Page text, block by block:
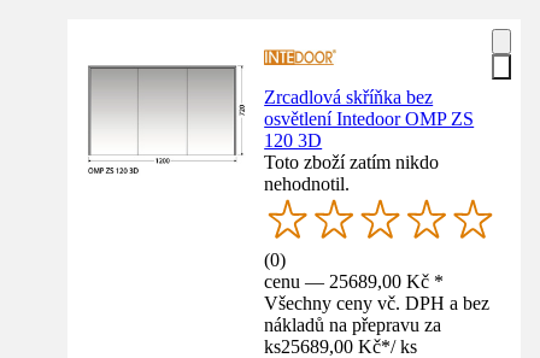
Zrcadlová skříňka bez
osvětlení Intedoor OMP ZS
120 3D
Toto zboží zatím nikdo
nehodnotil.
(0)
cenu — 25689,00 Kč *
Všechny ceny vč. DPH a bez
nákladů na přepravu za
ks25689,00 Kč*/ ks